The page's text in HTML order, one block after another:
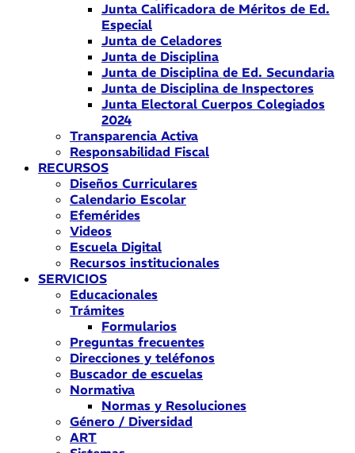
Junta Calificadora de Méritos de Ed.
Especial
Junta de Celadores
Junta de Disciplina
Junta de Disciplina de Ed. Secundaria
Junta de Disciplina de Inspectores
Junta Electoral Cuerpos Colegiados
2024
Transparencia Activa
Responsabilidad Fiscal
RECURSOS
Diseños Curriculares
Calendario Escolar
Efemérides
Videos
Escuela Digital
Recursos institucionales
SERVICIOS
Educacionales
Trámites
Formularios
Preguntas frecuentes
Direcciones y teléfonos
Buscador de escuelas
Normativa
Normas y Resoluciones
Género / Diversidad
ART